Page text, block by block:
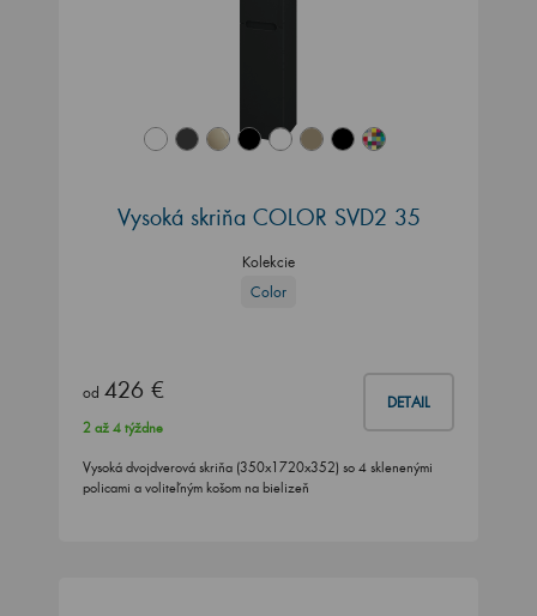
Vysoká skriňa COLOR SVD2 35
Kolekcie
Color
od 426 € DETAIL
2 až 4 týždne
Vysoká dvojdverová skriňa (350x1720x352) so 4 sklenenými
policami a voliteľným košom na bielizeň